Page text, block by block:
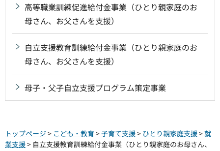
高等職業訓練促進給付金事業（ひとり親家庭のお
母さん、お父さんを支援）
自立支援教育訓練給付金事業（ひとり親家庭のお
母さん、お父さんを支援）
母子・父子自立支援プログラム策定事業
トップページ > こども・教育>子育て支援> ひとり親家庭支援>就
業支援> 自立支援教育訓練給付金事業（ひとり親家庭のお母さん、